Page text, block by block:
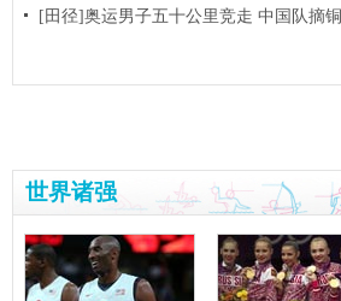
[田径]奥运男子五十公里竞走 中国队摘铜
世界诸强